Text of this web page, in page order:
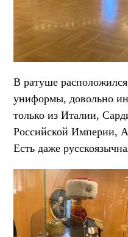
В ратуше
униформы, довольно
только из Италии,
Российской Империи,
Есть даже